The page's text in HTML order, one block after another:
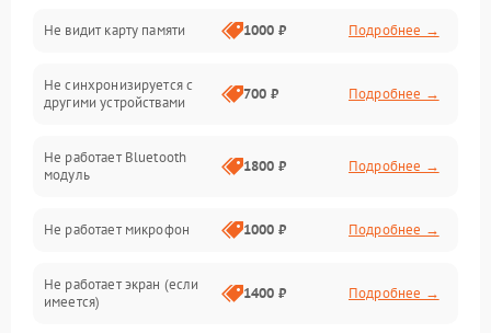
Электрика
Связь
Не видит карту памяти 1000 ₽ Подробнее →
Не синхронизируется с
другими устройствами
700 ₽ Подробнее →
Не работает Bluetooth
модуль
1800 ₽ Подробнее →
Не работает микрофон 1000 ₽ Подробнее →
Не работает экран (если
имеется)
1400 ₽ Подробнее →